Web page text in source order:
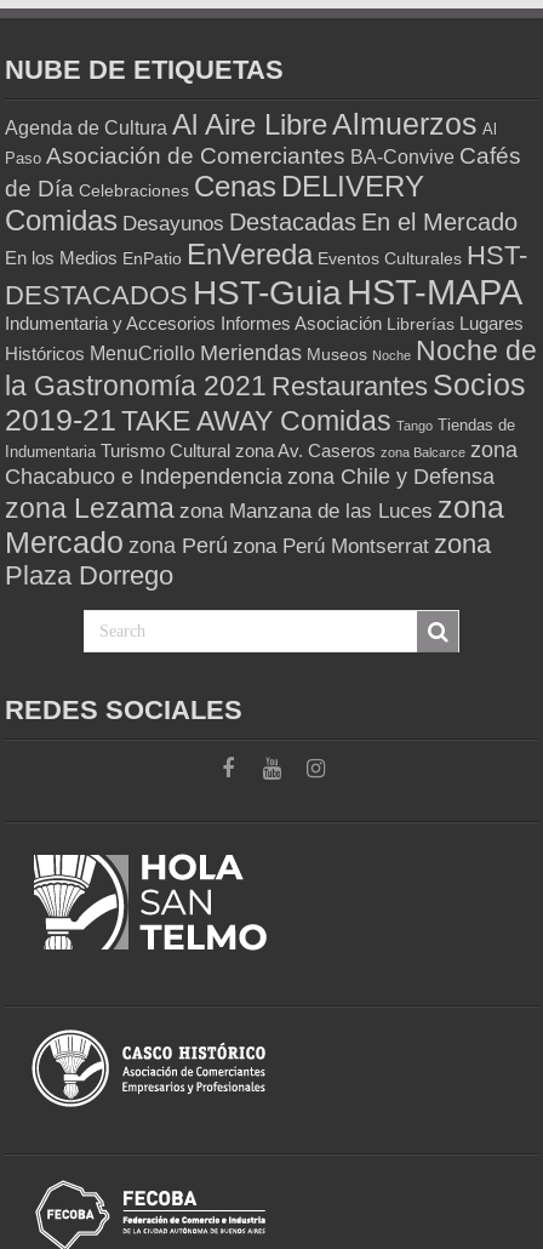
NUBE DE ETIQUETAS
Agenda de Cultura Al Aire LibreAlmuerzos Al
Paso Asociación de Comerciantes BA-Convive Cafés
de Día Celebraciones Cenas DELIVERY
Comidas Desayunos Destacadas En el Mercado
En los Medios EnPatio EnVereda Eventos Culturales HST-
DESTACADOS HST-GuiaHST-MAPA
Indumentaria y Accesorios Informes Asociación Librerías Lugares
Históricos MenuCriollo Meriendas Museos Noche Noche de
la Gastronomía 2021 Restaurantes Socios
2019-21 TAKE AWAY Comidas Tango Tiendas de
Indumentaria Turismo Cultural zona Av. Caseros zona Balcarce zona
Chacabuco e Independencia zona Chile y Defensa
zona Lezama zona Manzana de las Luces zona
Mercado zona Perú zona Perú Montserrat zona
Plaza Dorrego
REDES SOCIALES